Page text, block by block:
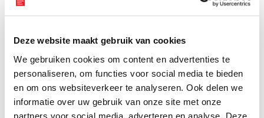
Deze website maakt gebruik van cookies
We gebruiken cookies om content en advertenties te
personaliseren, om functies voor social media te bieden
en om ons websiteverkeer te analyseren. Ook delen we
informatie over uw gebruik van onze site met onze
partners voor social media, adverteren en analyse. Deze
gepubliceerd.
Naam*
E-mail*